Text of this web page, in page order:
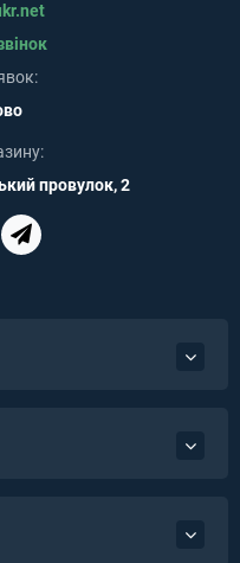
провулок, 2